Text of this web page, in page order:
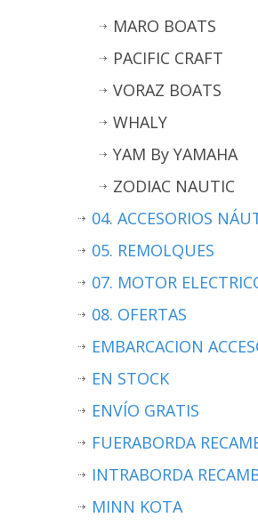
MARO BOATS
PACIFIC CRAFT
VORAZ BOATS
WHALY
YAM By YAMAHA
ZODIAC NAUTIC
04. ACCESORIOS
05. REMOLQUES
07. MOTOR
08. OFERTAS
EMBARCACION
EN STOCK
ENVÍO GRATIS
FUERABORDA
INTRABORDA
MINN KOTA